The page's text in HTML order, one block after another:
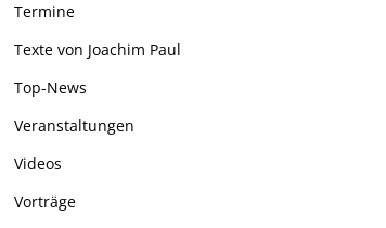
Termine
Texte von Joachim Paul
Top-News
Veranstaltungen
Videos
Vorträge